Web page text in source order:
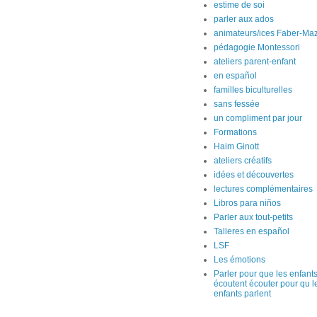
estime de soi
parler aux ados
animateurs/ices Faber-
pédagogie Montessori
ateliers parent-enfant
en español
familles biculturelles
sans fessée
un compliment par jour
Formations
Haim Ginott
ateliers créatifs
idées et découvertes
lectures complémentaires
Libros para niños
Parler aux tout-petits
Talleres en español
LSF
Les émotions
Parler pour que les enfants
écoutent écouter pour qu
enfants parlent